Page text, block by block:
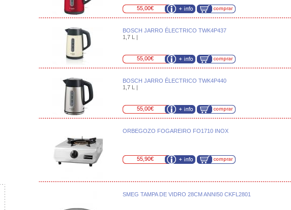
55,00€
BOSCH JARRO ÉLECTRICO TWK4P437
1,7 L |
55,00€
BOSCH JARRO ÉLECTRICO TWK4P440
1,7 L |
55,00€
ORBEGOZO FOGAREIRO FO1710 INOX
55,90€
SMEG TAMPA DE VIDRO 28CM ANNI50 CKFL2801